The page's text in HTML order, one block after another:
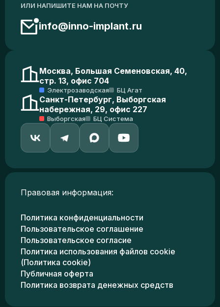
ИЛИ НАПИШИТЕ НАМ НА ПОЧТУ
info@inno-implant.ru
Москва, Большая Семеновская, 40,
стр. 13, офис 704
Электрозаводская БЦ Агат
Санкт-Петербург, Выборгская
набережная, 29, офис 227
Выборгская БЦ Система
Правовая информация:
Политика конфиденциальности
Пользовательское соглашение
Пользовательское согласие
Политика использования файлов cookie
(Политика cookie)
Публичная оферта
Политика возврата денежных средств